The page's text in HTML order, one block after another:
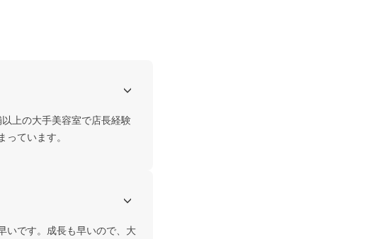
上の大手美容室で店長経験
ています。
いです。成長も早いので、大